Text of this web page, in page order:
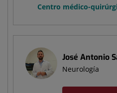
Centro médico-
José Antonio
Neurología